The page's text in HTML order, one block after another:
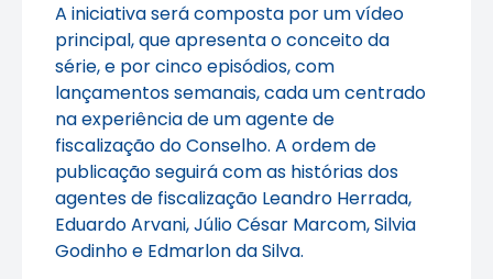
A iniciativa será composta por um vídeo
principal, que apresenta o conceito da
série, e por cinco episódios, com
lançamentos semanais, cada um centrado
na experiência de um agente de
fiscalização do Conselho. A ordem de
publicação seguirá com as histórias dos
agentes de fiscalização Leandro Herrada,
Eduardo Arvani, Júlio César Marcom, Silvia
Godinho e Edmarlon da Silva.